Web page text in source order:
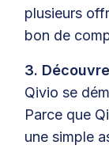
plusieurs
bon de
3.
Qivio se
Parce que
une simple